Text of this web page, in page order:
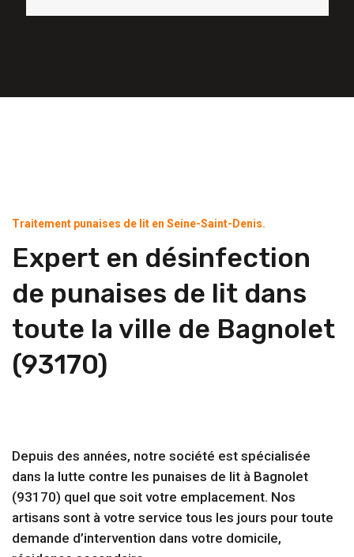
Traitement punaises de lit en Seine-Saint-Denis.
Expert en désinfection
de punaises de lit dans
toute la ville de Bagnolet
(93170)
Depuis des années, notre société est spécialisée
dans la lutte contre les punaises de lit à Bagnolet
(93170) quel que soit votre emplacement. Nos
artisans sont à votre service tous les jours pour toute
demande d’intervention dans votre domicile,